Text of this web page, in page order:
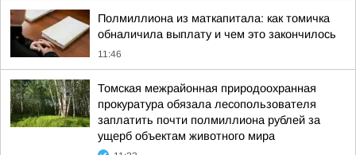
Полмиллиона из маткапитала: как томичка
обналичила выплату и чем это закончилось
11:46
Томская межрайонная природоохранная
прокуратура обязала лесопользователя
заплатить почти полмиллиона рублей за
ущерб объектам животного мира